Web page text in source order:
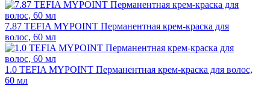
7.87 TEFIA MYPOINT Перманентная крем-краска для
волос, 60 мл
1.0 TEFIA MYPOINT Перманентная крем-краска для волос,
60 мл